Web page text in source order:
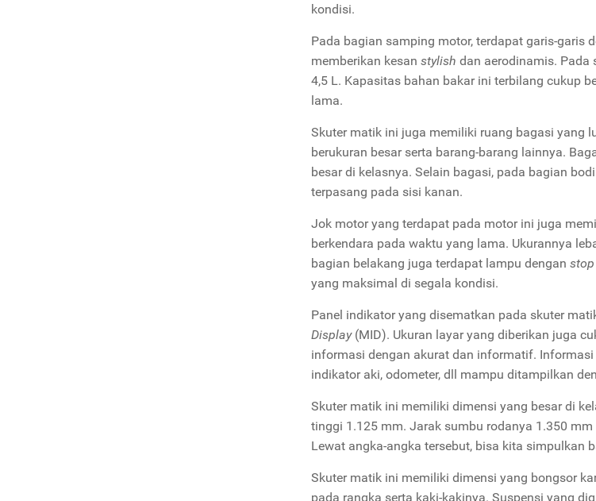
kondisi.
Pada bagian samping motor, terdapat garis-garis
memberikan kesan stylish dan aerodinamis. Pada
4,5 L. Kapasitas bahan bakar ini terbilang cukup
lama.
Skuter matik ini juga memiliki ruang bagasi yang
berukuran besar serta barang-barang lainnya.
besar di kelasnya. Selain bagasi, pada bagian
terpasang pada sisi kanan.
Jok motor yang terdapat pada motor ini juga
berkendara pada waktu yang lama. Ukurannya
bagian belakang juga terdapat lampu dengan
yang maksimal di segala kondisi.
Panel indikator yang disematkan pada skuter
Display (MID). Ukuran layar yang diberikan juga
informasi dengan akurat dan informatif.
indikator aki, odometer, dll mampu ditampilkan
Skuter matik ini memiliki dimensi yang besar di
tinggi 1.125 mm. Jarak sumbu rodanya 1.350
Lewat angka-angka tersebut, bisa kita simpulkan
Skuter matik ini memiliki dimensi yang bongsor
pada rangka serta kaki-kakinya. Suspensi yang